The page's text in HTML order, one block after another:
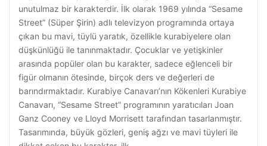
unutulmaz bir karakterdir. İlk olarak 1969 yılında “Sesame
Street” (Süper Şirin) adlı televizyon programında ortaya
çıkan bu mavi, tüylü yaratık, özellikle kurabiyelere olan
düşkünlüğü ile tanınmaktadır. Çocuklar ve yetişkinler
arasında popüler olan bu karakter, sadece eğlenceli bir
figür olmanın ötesinde, birçok ders ve değerleri de
barındırmaktadır. Kurabiye Canavarı’nın Kökenleri Kurabiye
Canavarı, “Sesame Street” programının yaratıcıları Joan
Ganz Cooney ve Lloyd Morrisett tarafından tasarlanmıştır.
Tasarımında, büyük gözleri, geniş ağzı ve mavi tüyleri ile